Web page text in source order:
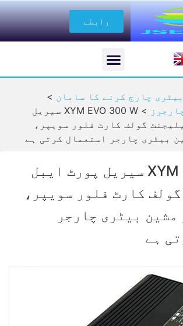
رابطے
بیٹری چارج کرنے کا سامان >
>
XYM EVO 300 W سیریل
گولف کارٹ فلور سویپر،
بیٹری چارجر استعمال کرتی ہے
XYM EVO 300 W سیریل پورٹ ایبل
کارٹ فلور سویپر،
مشین بیٹری چارجر
ہے